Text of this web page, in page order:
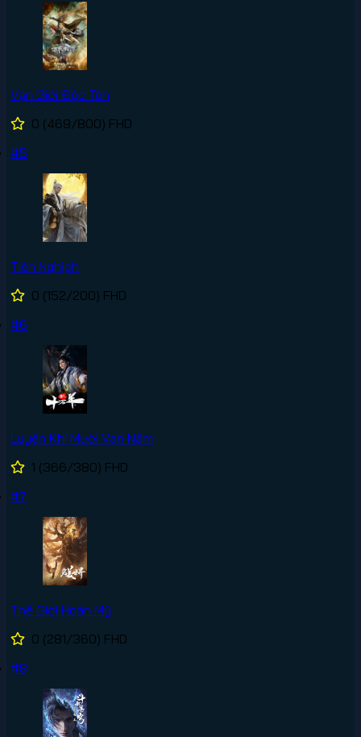
Vạn Giới Độc Tôn
0 (469/800) FHD
#5
Tiên Nghịch
0 (152/200) FHD
#6
Luyện Khí Mười Vạn Năm
1 (366/380) FHD
#7
Thế Giới Hoàn Mỹ
0 (281/360) FHD
#8